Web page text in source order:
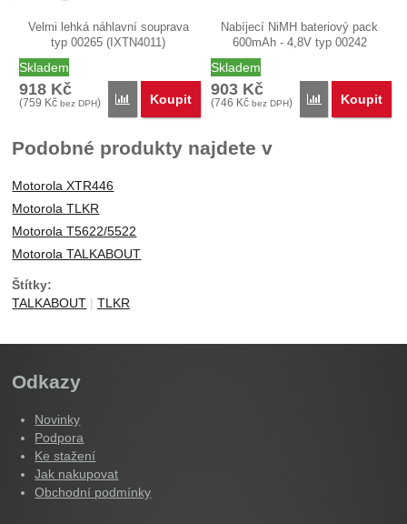
Velmi lehká náhlavní souprava
typ 00265 (IXTN4011)
Skladem
918 Kč
(759 Kč bez DPH) Porovnat
Koupit
Nabíjecí NiMH bateriový pack
600mAh - 4,8V typ 00242
Skladem
903 Kč
(746 Kč bez DPH) Porovnat
Koupit
Podobné produkty najdete v
Motorola XTR446
Motorola TLKR
Motorola T5622/5522
Motorola TALKABOUT
Štítky:
TALKABOUT
TLKR
Odkazy
Novinky
Podpora
Ke stažení
Jak nakupovat
Obchodní podmínky